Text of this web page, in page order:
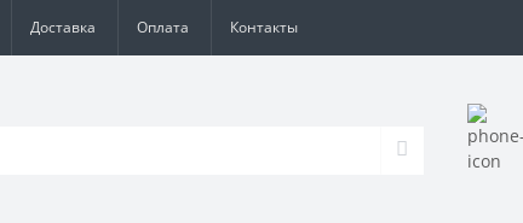
Доставка Оплата Контакты